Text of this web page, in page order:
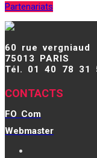
Partenariats
60 rue vergniaud
75013 PARIS
Tél. 01 40 78 31
CONTACTS
FO Com
Webmaster